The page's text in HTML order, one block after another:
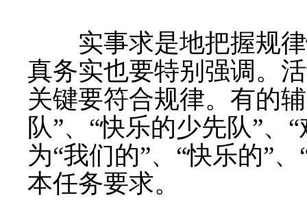
实事求是地把握规律
真务实也要特别强调。
关键要符合规律。有的
队”、 “快乐的少先队”、 “
为“我们的”、 “快乐的”、
本任务要求。